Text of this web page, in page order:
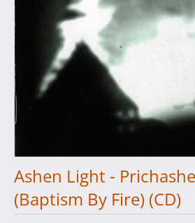
Ashen Light -
(Baptism By Fire) (CD)